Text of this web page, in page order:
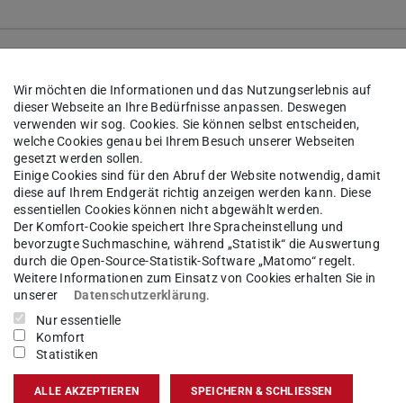
2026
2024/2025
2025
Wir möchten die Informationen und das Nutzungserlebnis auf
dieser Webseite an Ihre Bedürfnisse anpassen. Deswegen
verwenden wir sog. Cookies. Sie können selbst entscheiden,
welche Cookies genau bei Ihrem Besuch unserer Webseiten
gesetzt werden sollen.
Einige Cookies sind für den Abruf der Website notwendig, damit
diese auf Ihrem Endgerät richtig anzeigen werden kann. Diese
essentiellen Cookies können nicht abgewählt werden.
Der Komfort-Cookie speichert Ihre Spracheinstellung und
bevorzugte Suchmaschine, während „Statistik“ die Auswertung
durch die Open-Source-Statistik-Software „Matomo“ regelt.
Weitere Informationen zum Einsatz von Cookies erhalten Sie in
unserer
Datenschutzerklärung.
Nur essentielle
Komfort
Statistiken
ALLE AKZEPTIEREN SPEICHERN & SCHLIESSEN